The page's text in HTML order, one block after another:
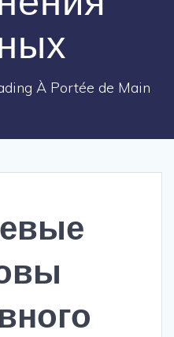
À Portée de Main